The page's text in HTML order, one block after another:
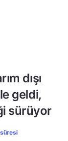
dışı
geldi,
sürüyor